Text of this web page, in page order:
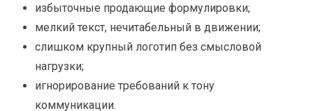
избыточные продающие формулировки;
мелкий текст, нечитабельный в движении;
слишком крупный логотип без смысловой
нагрузки;
игнорирование требований к тону
коммуникации.